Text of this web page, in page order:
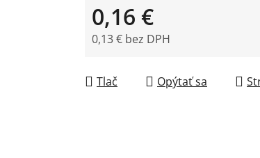
0,16 €
0,13 € bez DPH
Tlač
Opýtať sa